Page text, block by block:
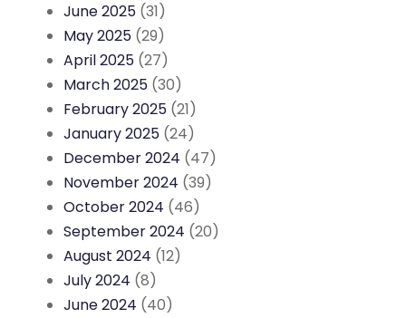
June 2025 (31)
May 2025 (29)
April 2025 (27)
March 2025 (30)
February 2025 (21)
January 2025 (24)
December 2024 (47)
November 2024 (39)
October 2024 (46)
September 2024 (20)
August 2024 (12)
July 2024 (8)
June 2024 (40)